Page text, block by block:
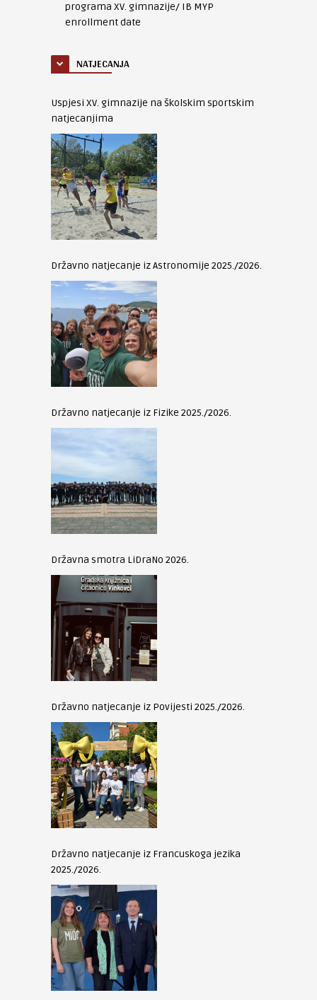
programa XV. gimnazije/ IB MYP
enrollment date
NATJECANJA
Uspjesi XV. gimnazije na školskim sportskim
natjecanjima
Državno natjecanje iz Astronomije 2025./2026.
Državno natjecanje iz Fizike 2025./2026.
Državna smotra LiDraNo 2026.
Državno natjecanje iz Povijesti 2025./2026.
Državno natjecanje iz Francuskoga jezika
2025./2026.